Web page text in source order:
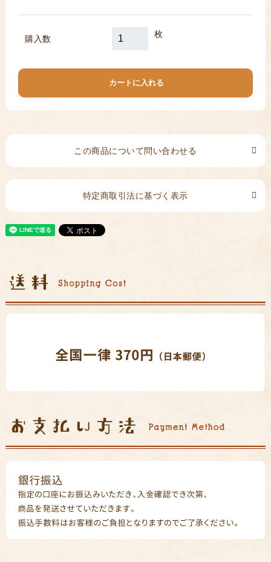
購入数 枚
この商品について問い合わせる
特定商取引法に基づく表示